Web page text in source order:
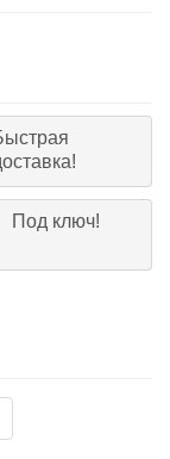
Под ключ!